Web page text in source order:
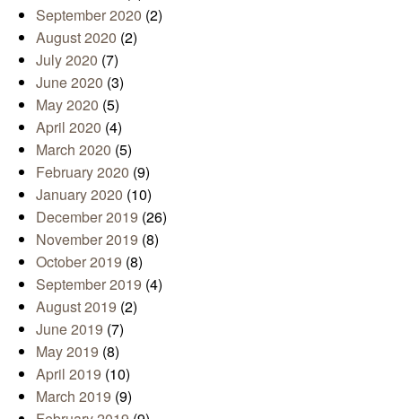
September 2020 (2)
August 2020 (2)
July 2020 (7)
June 2020 (3)
May 2020 (5)
April 2020 (4)
March 2020 (5)
February 2020 (9)
January 2020 (10)
December 2019 (26)
November 2019 (8)
October 2019 (8)
September 2019 (4)
August 2019 (2)
June 2019 (7)
May 2019 (8)
April 2019 (10)
March 2019 (9)